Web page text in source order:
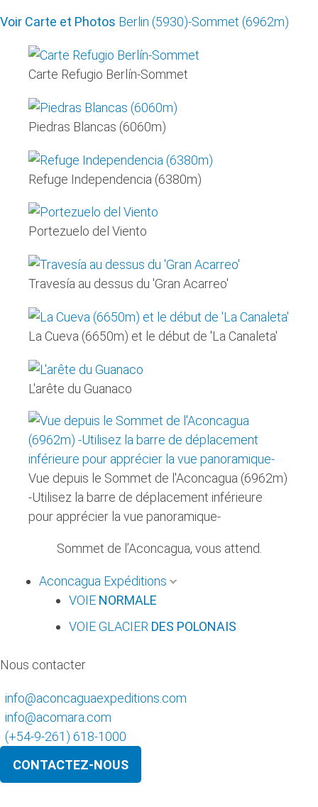
Voir Carte et Photos Berlin (5930)-Sommet (6962m)
Carte Refugio Berlín-Sommet
Piedras Blancas (6060m)
Refuge Independencia (6380m)
Portezuelo del Viento
Travesía au dessus du 'Gran Acarreo'
La Cueva (6650m) et le début de 'La Canaleta'
L'arête du Guanaco
Vue depuis le Sommet de l'Aconcagua (6962m)
-Utilisez la barre de déplacement inférieure
pour apprécier la vue panoramique-
Sommet de l’Aconcagua, vous attend.
Aconcagua Expéditions
VOIE NORMALE
VOIE GLACIER DES POLONAIS
Nous contacter
info@aconcaguaexpeditions.com
info@acomara.com
(+54-9-261) 618-1000
CONTACTEZ-NOUS